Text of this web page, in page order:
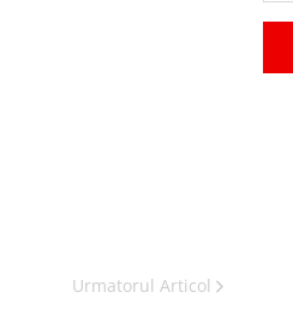
Urmatorul Articol